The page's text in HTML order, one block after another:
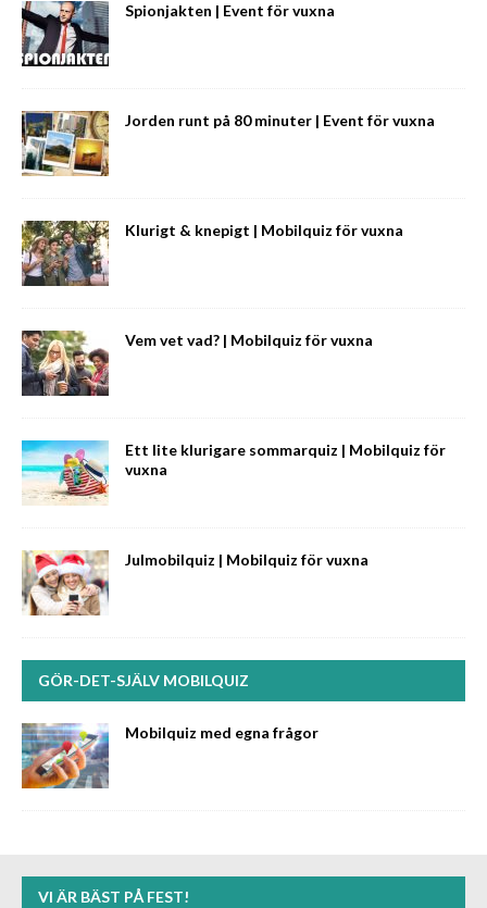
Spionjakten | Event för vuxna
Jorden runt på 80 minuter | Event för vuxna
Klurigt & knepigt | Mobilquiz för vuxna
Vem vet vad? | Mobilquiz för vuxna
Ett lite klurigare sommarquiz | Mobilquiz för
vuxna
Julmobilquiz | Mobilquiz för vuxna
GÖR-DET-SJÄLV MOBILQUIZ
Mobilquiz med egna frågor
VI ÄR BÄST PÅ FEST!